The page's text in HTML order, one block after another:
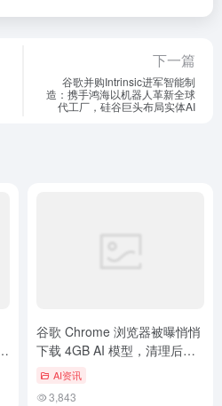
下一篇
谷歌并购Intrinsic进军智能制
造：携手鸿海以机器人革新全球
代工厂，硅谷巨头布局实体AI
谷歌 Chrome 浏览器被曝悄悄
下载 4GB AI 模型，清理后仍
自动重新下载
AI资讯
3,843